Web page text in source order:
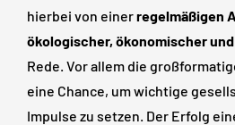
hierbei von einerregelmäßigen
ökologischer, ökonomischer
Rede. Vor allem die
eine Chance, um wichtige
Impulse zu setzen. Der Erfolg